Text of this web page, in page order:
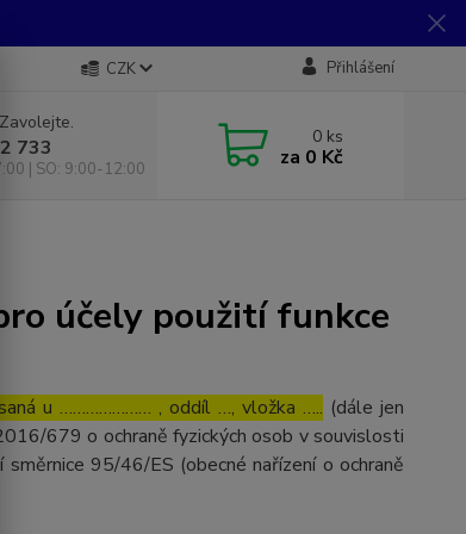
CZK Přihlášení
733
| SO: 9:00-12:00
0 ks
za 0 Kč
účely použití funkce
u ………………… , oddíl …, vložka ….. (dále jen
679 o ochraně fyzických osob v souvislosti
95/46/ES (obecné nařízení o ochraně